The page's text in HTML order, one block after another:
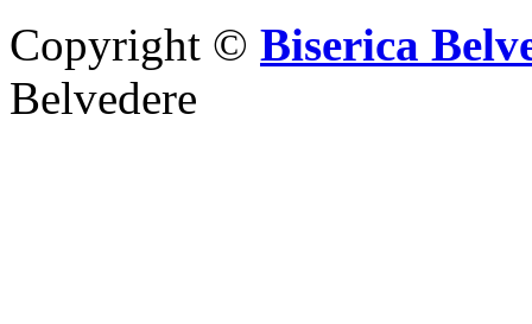
Copyright © Biserica
Belvedere